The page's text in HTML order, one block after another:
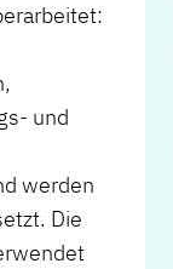
und
werden
Die